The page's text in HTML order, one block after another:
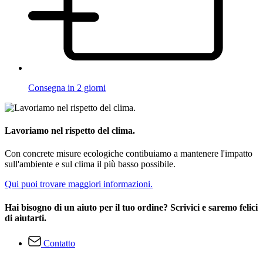
Consegna in 2 giorni
Lavoriamo nel rispetto del clima.
Con concrete misure ecologiche contibuiamo a mantenere l'impatto
sull'ambiente e sul clima il più basso possibile.
Qui puoi trovare maggiori informazioni.
Hai bisogno di un aiuto per il tuo ordine? Scrivici e saremo felici
di aiutarti.
Contatto